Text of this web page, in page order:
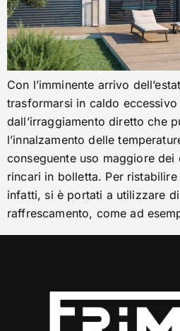
Con l’imminente arrivo
trasformarsi in caldo eccessivo
dall’irraggiamento diretto che
l’innalzamento delle
conseguente uso maggiore
rincari in bolletta. Per
infatti, si è portati a utilizzare
raffrescamento, come ad